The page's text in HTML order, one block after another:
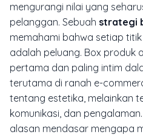
mengurangi nilai yang
pelanggan. Sebuah strategi
memahami bahwa setiap
adalah peluang. Box produk
pertama dan paling intim
terutama di ranah e-
tentang estetika, melainkan
komunikasi, dan
alasan mendasar mengapa